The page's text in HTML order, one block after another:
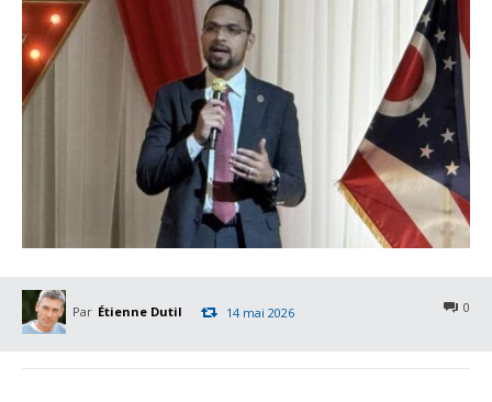
Par Étienne Dutil 0
14 mai 2026